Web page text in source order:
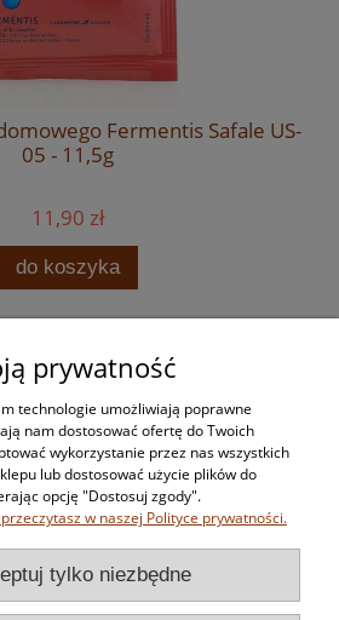
Fermentis Safale US-
05 - 11,5g
11,90 zł
do koszyka
Zakupy
Pomoc
Moje konto
Informacje
prywatność
technologie umożliwiają poprawne
nam dostosować ofertę do Twoich
wykorzystanie przez nas wszystkich
lub dostosować użycie plików do
opcję "Dostosuj zgody".
w naszej Polityce prywatności.
tylko niezbędne